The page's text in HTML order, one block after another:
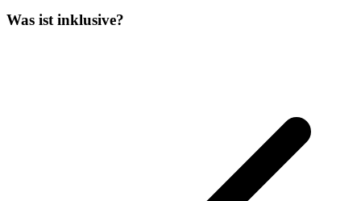
Was ist inklusive?